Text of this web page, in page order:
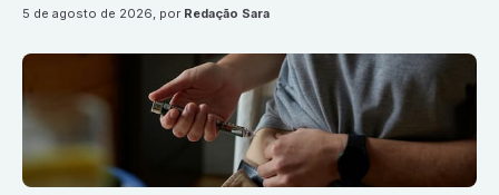
5 de agosto de 2026, por Redação Sara